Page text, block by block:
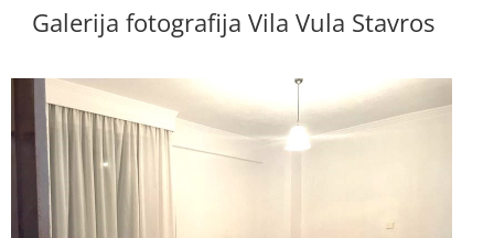
Galerija fotografija Vila Vula Stavros